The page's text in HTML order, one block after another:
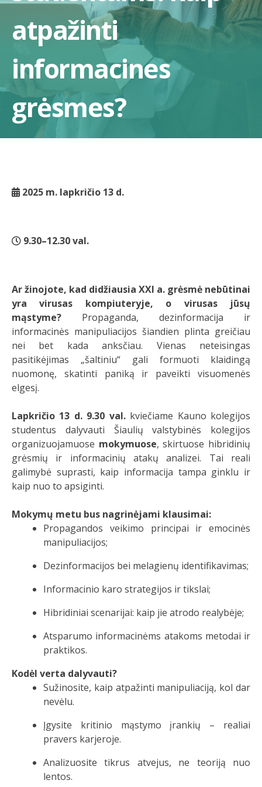
atpažinti
informacines
grėsmes?
2025 m. lapkričio 13 d.
9.30–12.30 val.
Ar žinojote, kad didžiausia XXI a. grėsmė nebūtinai
yra virusas kompiuteryje, o virusas jūsų
mąstyme? Propaganda, dezinformacija ir
informacinės manipuliacijos šiandien plinta greičiau
nei bet kada anksčiau. Vienas neteisingas
pasitikėjimas „šaltiniu“ gali formuoti klaidingą
nuomonę, skatinti paniką ir paveikti visuomenės
elgesį.
Lapkričio 13 d. 9.30 val.kviečiame Kauno kolegijos
studentus dalyvauti Šiaulių valstybinės kolegijos
organizuojamuose mokymuose, skirtuose hibridinių
grėsmių ir informacinių atakų analizei. Tai reali
galimybė suprasti, kaip informacija tampa ginklu ir
kaip nuo to apsiginti.
Mokymų metu bus nagrinėjami klausimai:
Propagandos veikimo principai ir emocinės
manipuliacijos;
Dezinformacijos bei melagienų identifikavimas;
Informacinio karo strategijos ir tikslai;
Hibridiniai scenarijai: kaip jie atrodo realybėje;
Atsparumo informacinėms atakoms metodai ir
praktikos.
Kodėl verta dalyvauti?
Sužinosite, kaip atpažinti manipuliaciją, kol dar
nevėlu.
Įgysite kritinio mąstymo įrankių – realiai
pravers karjeroje.
Analizuosite tikrus atvejus, ne teoriją nuo
lentos.